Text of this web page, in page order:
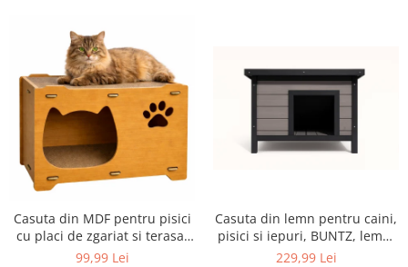
Casuta din MDF pentru pisici
cu placi de zgariat si terasa,
Buntz, pentru interior,
99,99 Lei
Casuta din lemn pentru caini,
pisici si iepuri, BUNTZ, lemn,
acoperis rabatabil, bitumant,
229,99 Lei